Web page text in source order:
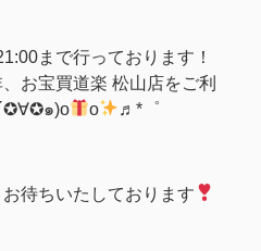
まで行っております！
お宝買道楽 松山店をご利
๑)o o ♬*゜
待ちいたしております